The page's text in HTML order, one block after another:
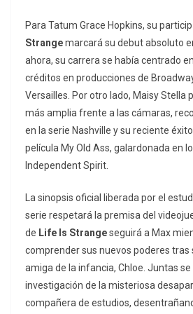
Para Tatum Grace Hopkins, su
Strangemarcará su debut absoluto
ahora, su carrera se había centrado
créditos en producciones de
Versailles . Por otro lado, Maisy
más amplia frente a las cámaras,
en la serie Nashville y su reciente
película My Old Ass, galardonada en
Independent Spirit.
La sinopsis oficial liberada por el
serie respetará la premisa del
de Life Is Strangeseguirá a Max
comprender sus nuevos poderes tras
amiga de la infancia, Chloe. Juntas
investigación de la misteriosa
compañera de estudios,